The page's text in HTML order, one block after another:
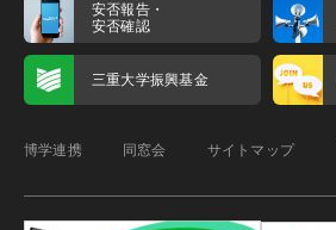
安否報告・
安否確認
三重大学振興基金
博学連携 同窓会 サイトマップ